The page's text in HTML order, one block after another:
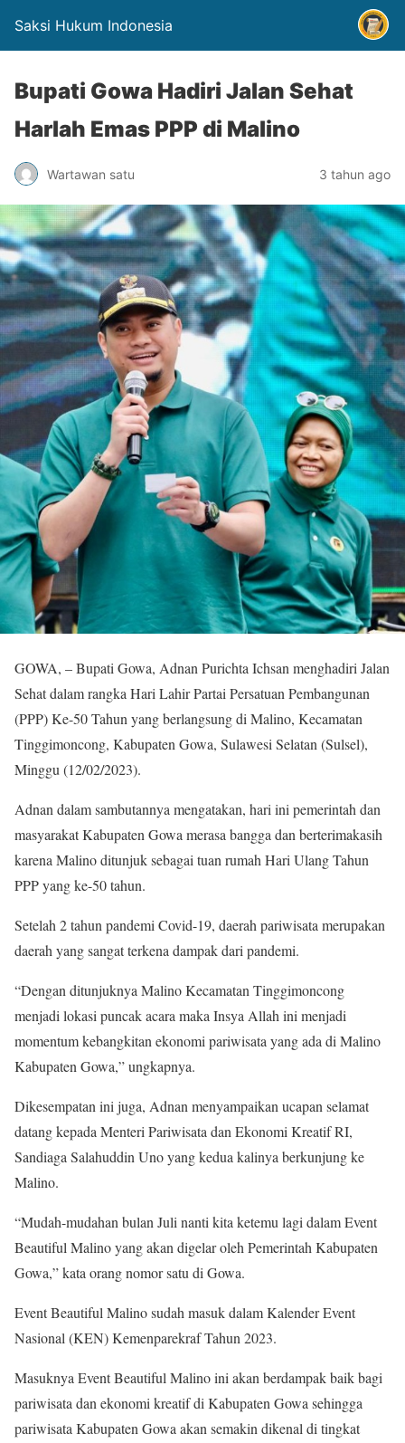
Saksi Hukum Indonesia
Bupati Gowa Hadiri Jalan Sehat
Harlah Emas PPP di Malino
Wartawan satu 3 tahun ago
GOWA, – Bupati Gowa, Adnan Purichta Ichsan menghadiri Jalan
Sehat dalam rangka Hari Lahir Partai Persatuan Pembangunan
(PPP) Ke-50 Tahun yang berlangsung di Malino, Kecamatan
Tinggimoncong, Kabupaten Gowa, Sulawesi Selatan (Sulsel),
Minggu (12/02/2023).
Adnan dalam sambutannya mengatakan, hari ini pemerintah dan
masyarakat Kabupaten Gowa merasa bangga dan berterimakasih
karena Malino ditunjuk sebagai tuan rumah Hari Ulang Tahun
PPP yang ke-50 tahun.
Setelah 2 tahun pandemi Covid-19, daerah pariwisata merupakan
daerah yang sangat terkena dampak dari pandemi.
“Dengan ditunjuknya Malino Kecamatan Tinggimoncong
menjadi lokasi puncak acara maka Insya Allah ini menjadi
momentum kebangkitan ekonomi pariwisata yang ada di Malino
Kabupaten Gowa,” ungkapnya.
Dikesempatan ini juga, Adnan menyampaikan ucapan selamat
datang kepada Menteri Pariwisata dan Ekonomi Kreatif RI,
Sandiaga Salahuddin Uno yang kedua kalinya berkunjung ke
Malino.
“Mudah-mudahan bulan Juli nanti kita ketemu lagi dalam Event
Beautiful Malino yang akan digelar oleh Pemerintah Kabupaten
Gowa,” kata orang nomor satu di Gowa.
Event Beautiful Malino sudah masuk dalam Kalender Event
Nasional (KEN) Kemenparekraf Tahun 2023.
Masuknya Event Beautiful Malino ini akan berdampak baik bagi
pariwisata dan ekonomi kreatif di Kabupaten Gowa sehingga
pariwisata Kabupaten Gowa akan semakin dikenal di tingkat